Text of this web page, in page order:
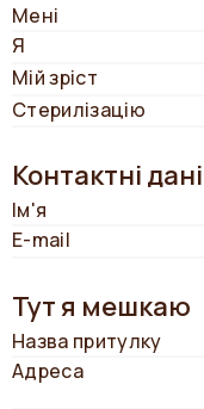
Мені
Я
Мій зріст
Стерилізацію
Контактні
Ім'я
E-mail
Тут я мешкаю
Назва притулку
Адреса